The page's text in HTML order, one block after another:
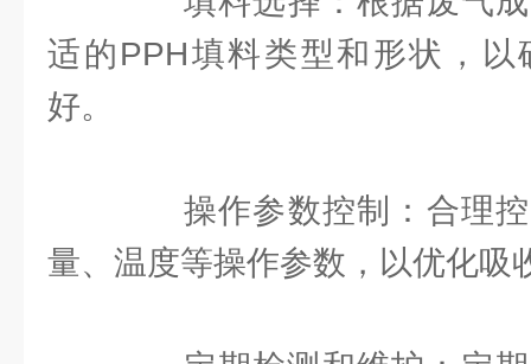
适的PPH填料类型和形状，
好。
操作参数控制：合理控
量、温度等操作参数，以优化吸